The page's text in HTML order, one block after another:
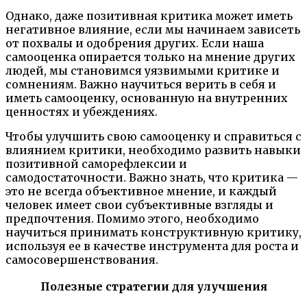
Однако, даже позитивная критика может иметь
негативное влияние, если мы начинаем зависеть
от похвалы и одобрения других. Если наша
самооценка опирается только на мнение других
людей, мы становимся уязвимыми критике и
сомнениям. Важно научиться верить в себя и
иметь самооценку, основанную на внутренних
ценностях и убеждениях.
Чтобы улучшить свою самооценку и справиться с
влиянием критики, необходимо развить навыки
позитивной саморефлексии и
самодостаточности. Важно знать, что критика —
это не всегда объективное мнение, и каждый
человек имеет свои субъективные взгляды и
предпочтения. Помимо этого, необходимо
научиться принимать конструктивную критику,
используя ее в качестве инструмента для роста и
самосовершенствования.
Полезные стратегии для улучшения